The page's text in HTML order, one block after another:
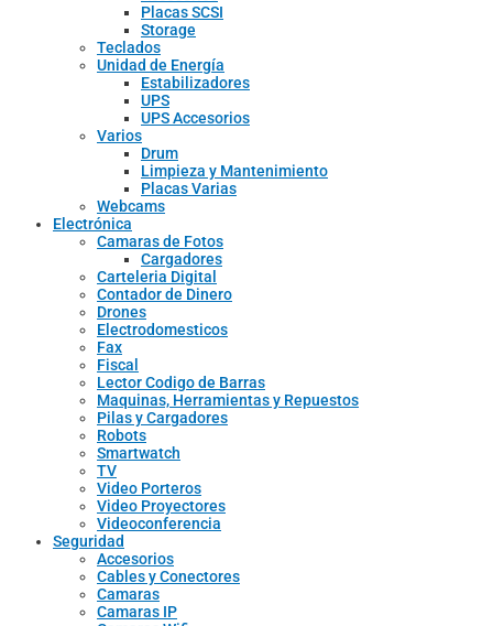
Placas SCSI
Storage
Teclados
Unidad de Energía
Estabilizadores
UPS
UPS Accesorios
Varios
Drum
Limpieza y Mantenimiento
Placas Varias
Webcams
Electrónica
Camaras de Fotos
Cargadores
Carteleria Digital
Contador de Dinero
Drones
Electrodomesticos
Fax
Fiscal
Lector Codigo de Barras
Maquinas, Herramientas y Repuestos
Pilas y Cargadores
Robots
Smartwatch
TV
Video Porteros
Video Proyectores
Videoconferencia
Seguridad
Accesorios
Cables y Conectores
Camaras
Camaras IP